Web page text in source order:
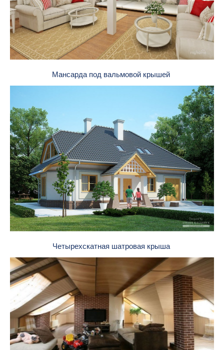
Мансарда под вальмовой крышей
Четырехскатная шатровая крыша